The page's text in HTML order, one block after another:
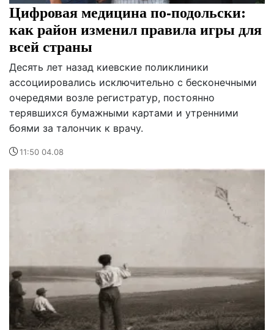
Цифровая медицина по-подольски:
как район изменил правила игры для
всей страны
Десять лет назад киевские поликлиники
ассоциировались исключительно с бесконечными
очередями возле регистратур, постоянно
терявшихся бумажными картами и утренними
боями за талончик к врачу.
11:50 04.08